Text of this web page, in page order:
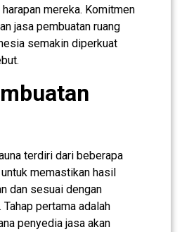
mereka. Komitmen
jasa pembuatan ruang
semakin diperkuat
terdiri dari beberapa
memastikan hasil
dan sesuai dengan
pertama adalah
penyedia jasa akan